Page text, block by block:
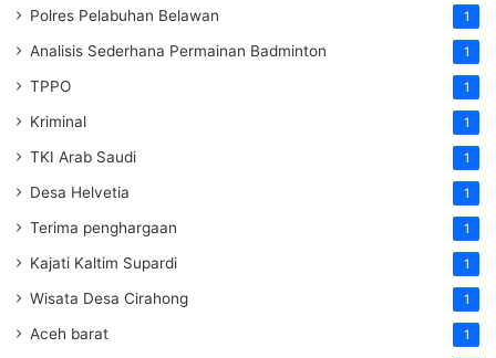
Polres Pelabuhan Belawan 1
Analisis Sederhana Permainan Badminton 1
TPPO 1
Kriminal 1
TKI Arab Saudi 1
Desa Helvetia 1
Terima penghargaan 1
Kajati Kaltim Supardi 1
Wisata Desa Cirahong 1
Aceh barat 1